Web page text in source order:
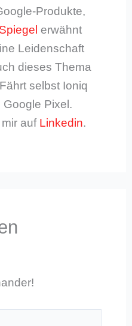
Produkte,
Spiegel erwähnt
Leidenschaft
dieses Thema
selbst Ioniq
Pixel.
auf Linkedin.